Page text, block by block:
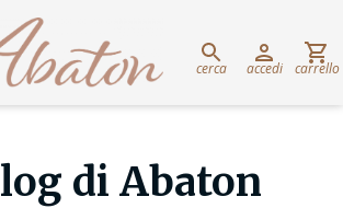
cerca accedi carrello
di Abaton